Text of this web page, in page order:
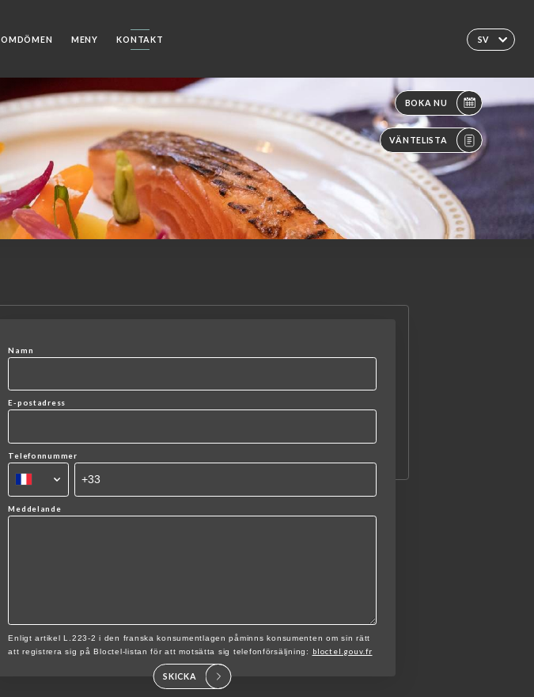
SV
OMDÖMEN MENY KONTAKT
BOKA NU
VÄNTELISTA
Namn
E-postadress
Telefonnummer
Meddelande
Enligt artikel L.223-2 i den franska konsumentlagen påminns konsumenten om sin rätt
att registrera sig på Bloctel-listan för att motsätta sig telefonförsäljning:
bloctel.gouv.fr
SKICKA